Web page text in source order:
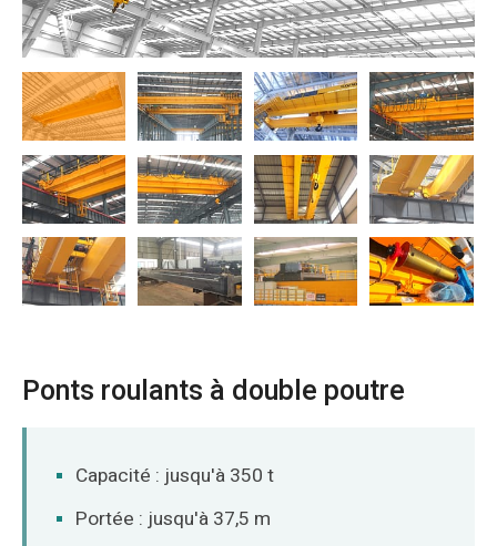
Ponts roulants à double poutre
Capacité : jusqu'à 350 t
Portée : jusqu'à 37,5 m